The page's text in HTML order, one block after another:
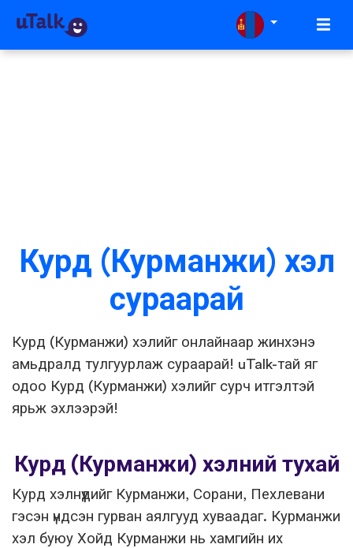
Курд (Курманжи) хэл
сураарай
Курд (Курманжи) хэлийг онлайнаар жинхэнэ
амьдралд тулгуурлаж сураарай! uTalk-тай яг
одоо Курд (Курманжи) хэлийг сурч итгэлтэй
ярьж эхлээрэй!
Курд (Курманжи) хэлний тухай
Курд хэлнүүдийг Курманжи, Сорани, Пехлевани
гэсэн үндсэн гурван аялгууд хуваадаг. Курманжи
хэл буюу Хойд Курманжи нь хамгийн их